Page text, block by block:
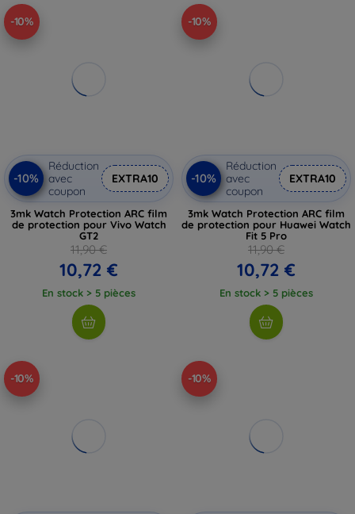
-10%
-10%
Réduction
avec
coupon
EXTRA10
3mk Watch Protection ARC film
de protection pour Vivo Watch
GT2
11,90 €
10,72 €
En stock > 5 pièces
-10%
-10%
Réduction
avec
coupon
EXTRA10
3mk Watch Protection ARC film
de protection pour Huawei Watch
Fit 5 Pro
11,90 €
10,72 €
En stock > 5 pièces
-10% -10%